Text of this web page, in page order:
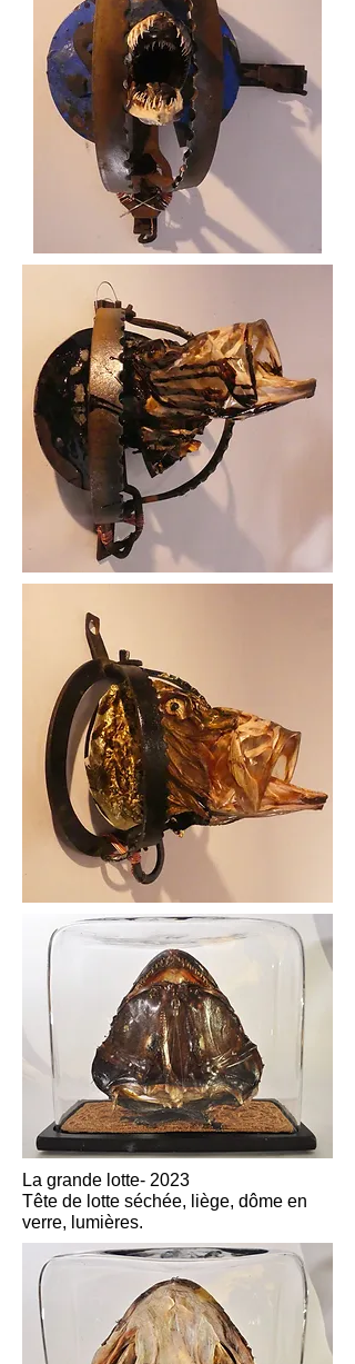
La grande lotte- 2023
Tête de lotte séchée, liège, dôme en
verre, lumières.